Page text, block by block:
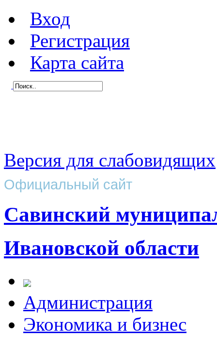
Вход
Регистрация
Карта сайта
Версия для слабовидящих
Официальный сайт
Савинский
Ивановской области
Администрация
Экономика и бизнес